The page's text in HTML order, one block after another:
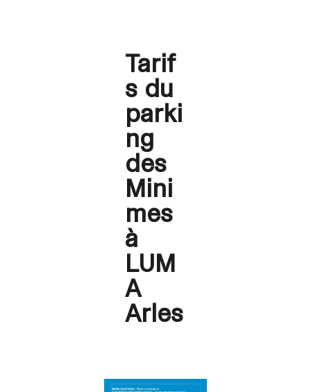
Tarif
s du
parki
ng
des
Mini
mes
à
LUM
A
Arles